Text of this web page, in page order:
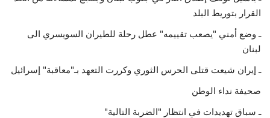
القرار بتوريط البلد
ـ وضع أمني "يصعب تقييمه" عطل رحلة للطيران السويسري الى
لبنان
ـ إيران شيعت قتلى الحرس الثوري وكررت التعهد بـ"معاقبة" إسرائيل
صحيفة نداء الوطن
ـ سباق تهديدات في انتظار "الضربة التالية"